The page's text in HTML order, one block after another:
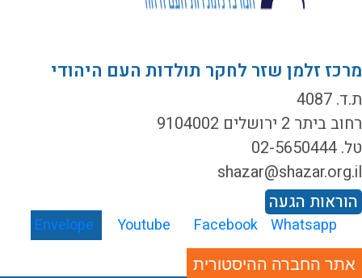
זלמן שזר לחקר תולדות העם היהודי
4087
ביתר 2 ירושלים 9104002
הגעה
Envelope Youtube Facebook Whatsapp
אתר החברה ההיסטורית